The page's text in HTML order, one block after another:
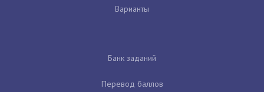
Варианты
Банк заданий
Перевод баллов